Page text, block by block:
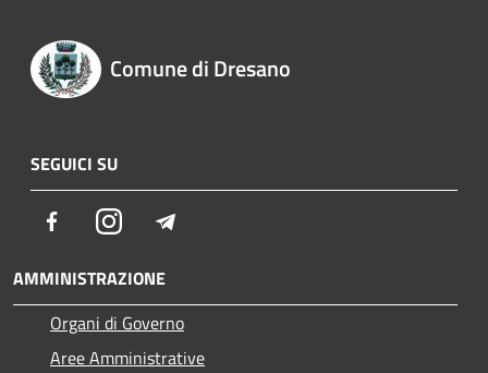
Comune di Dresano
SEGUICI SU
FacebookInstagram
AMMINISTRAZIONE
Organi di Governo
Aree Amministrative